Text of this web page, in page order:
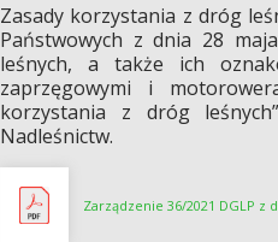
Zasady korzystania z dróg
Państwowych z dnia 28
leśnych, a także ich
zaprzęgowymi i
korzystania z dróg
Nadleśnictw.
Zarządzenie 36/2021 DGLP z